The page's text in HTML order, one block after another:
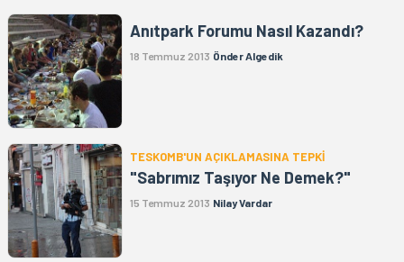
Anıtpark Forumu Nasıl Kazandı?
18 Temmuz 2013 Önder Algedik
TESKOMB'UN AÇIKLAMASINA TEPKİ
"Sabrımız Taşıyor Ne Demek?"
15 Temmuz 2013 Nilay Vardar